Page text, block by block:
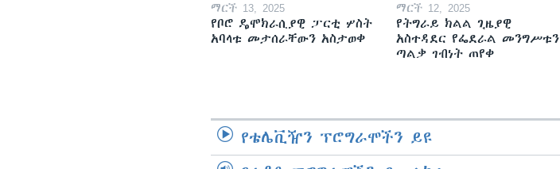
ማርች 13, 2025
የቦሮ ዴሞክራሲያዊ ፓርቲ ሦስት
አባላቱ መታሰራቸውን አስታወቀ
ማርች 12, 2025
የትግራይ ክልል ጊዜያዊ
አስተዳደር የፌደራል መንግሥቱን
ጣልቃ ገብነት ጠየቀ
የቴሌቪዥን ፕሮግራሞችን ይዩ